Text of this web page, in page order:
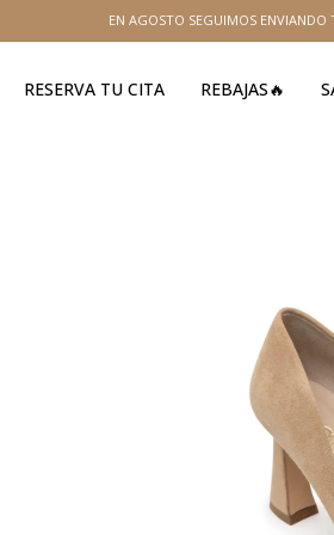
EN AGOSTO SEGUIMOS ENVIANDO
RESERVA TU CITA REBAJAS🔥